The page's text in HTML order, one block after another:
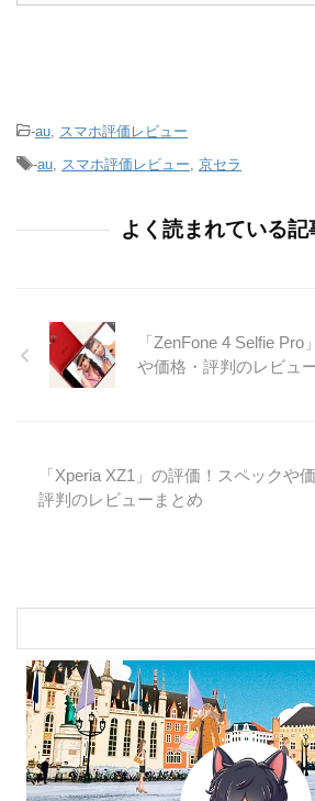
-au, スマホ評価レビュー
-au, スマホ評価レビュー, 京セラ
よく読まれている記
「ZenFone 4 Selfie
や価格・評判のレビュ
「Xperia XZ1」の評価！スペックや価
評判のレビューまとめ